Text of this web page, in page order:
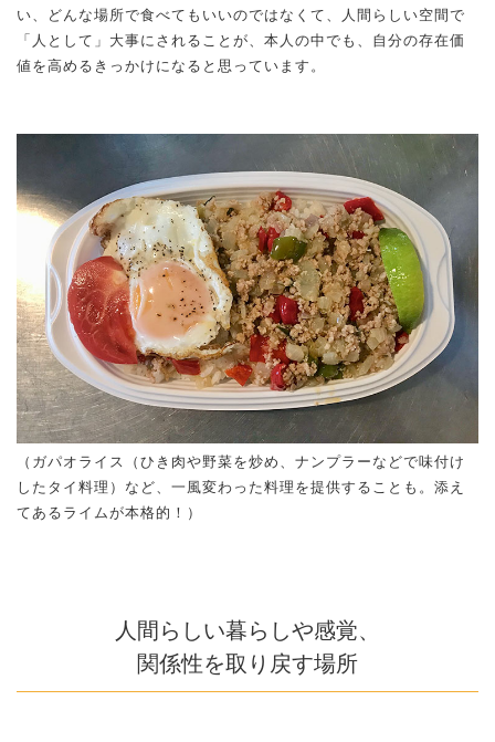
い、どんな場所で食べてもいいのではなくて、人間らしい空間で
「人として」大事にされることが、本人の中でも、自分の存在価
値を高めるきっかけになると思っています。
（ガパオライス（ひき肉や野菜を炒め、ナンプラーなどで味付け
したタイ料理）など、一風変わった料理を提供することも。添え
てあるライムが本格的！）
人間らしい暮らしや感覚、
関係性を取り戻す場所